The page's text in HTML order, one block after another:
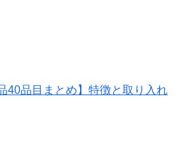
40品目まとめ】特徴と取り入れ